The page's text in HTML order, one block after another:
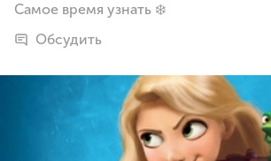
Самое время узнать ❄️
Обсудить